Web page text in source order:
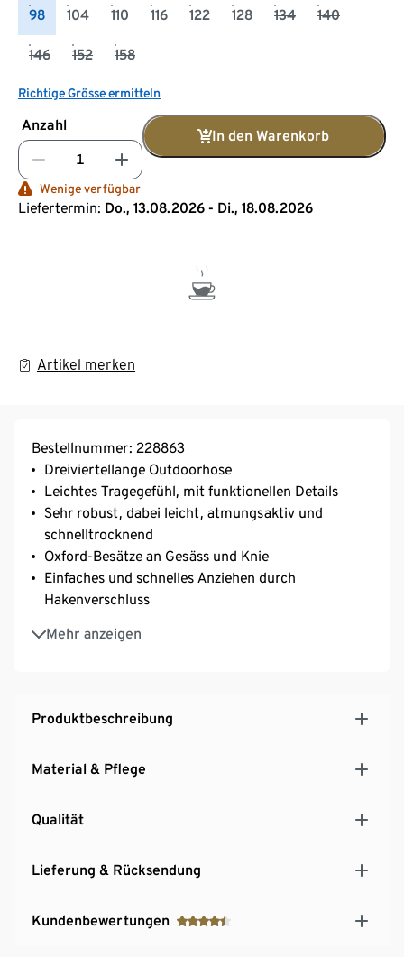
98 104 110 116 122 128 134 140
146 152 158
Richtige Grösse ermitteln
Anzahl
In den Warenkorb
Wenige verfügbar
Liefertermin: Do., 13.08.2026 - Di., 18.08.2026
Artikel merken
Bestellnummer: 228863
Dreiviertellange Outdoorhose
Leichtes Tragegefühl, mit funktionellen Details
Sehr robust, dabei leicht, atmungsaktiv und
schnelltrocknend
Oxford-Besätze an Gesäss und Knie
Einfaches und schnelles Anziehen durch
Hakenverschluss
Mehr anzeigen
Viele Taschen zum Verstauen
Weitenverstellbarer Bund
Produktbeschreibung
Material & Pflege
Qualität
Lieferung & Rücksendung
Kundenbewertungen